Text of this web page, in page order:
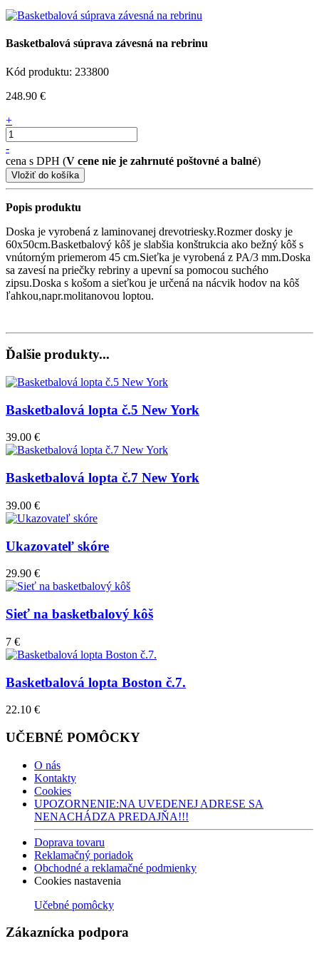
Basketbalová súprava závesná na rebrinu
Kód produktu: 233800
248.90 €
+
-
cena s DPH (V cene nie je zahrnuté poštovné a balné)
Popis produktu
Doska je vyrobená z laminovanej drevotriesky.Rozmer dosky je
60x50cm.Basketbalový kôš je slabšia konštrukcia ako bežný kôš s
vnútorným priemerom 45 cm.Sieťka je vyrobená z PA/3 mm.Doska
sa zavesí na priečky rebriny a upevní sa pomocou suchého
zipsu.Doska s košom a sieťkou je určená na nácvik hodov na kôš
ľahkou,napr.molitanovou loptou.
Ďalšie produkty...
Basketbalová lopta č.5 New York
39.00 €
Basketbalová lopta č.7 New York
39.00 €
Ukazovateľ skóre
29.90 €
Sieť na basketbalový kôš
7 €
Basketbalová lopta Boston č.7.
22.10 €
UČEBNÉ POMÔCKY
O nás
Kontakty
Cookies
UPOZORNENIE:NA UVEDENEJ ADRESE SA
NENACHÁDZA PREDAJŇA!!!
Doprava tovaru
Reklamačný poriadok
Obchodné a reklamačné podmienky
Cookies nastavenia
Učebné pomôcky
Zákaznícka podpora